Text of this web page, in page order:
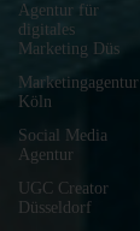
Agentur für
digitales
Marketing Düs
Marketingagentur
Köln
Social Media
Agentur
UGC Creator
Düsseldorf